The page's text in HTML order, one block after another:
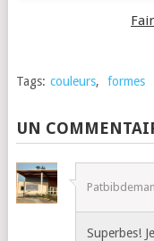
Tags: couleurs, formes
UN
Superbes!